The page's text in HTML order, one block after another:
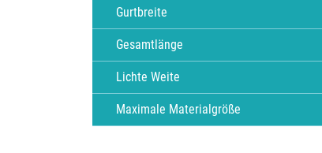
Gurtbreite
Gesamtlänge
Lichte Weite
Maximale Materialgröße